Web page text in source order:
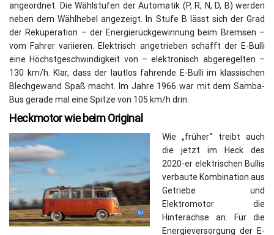
angeordnet. Die Wählstufen der Automatik (P, R, N, D, B) werden
neben dem Wählhebel angezeigt. In Stufe B lässt sich der Grad
der Rekuperation – der Energierückgewinnung beim Bremsen –
vom Fahrer variieren. Elektrisch angetrieben schafft der E-Bulli
eine Höchstgeschwindigkeit von – elektronisch abgeregelten –
130 km/h. Klar, dass der lautlos fahrende E-Bulli im klassischen
Blechgewand Spaß macht. Im Jahre 1966 war mit dem Samba-
Bus gerade mal eine Spitze von 105 km/h drin.
Heckmotor wie beim Original
Wie „früher“ treibt auch
die jetzt im Heck des
2020-er elektrischen Bullis
verbaute Kombination aus
Getriebe und
Elektromotor die
Hinterachse an. Für die
Energieversorgung der E-